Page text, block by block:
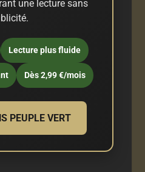
une lecture sans
Lecture plus fluide
Dès 2,99 €/mois
PEUPLE VERT